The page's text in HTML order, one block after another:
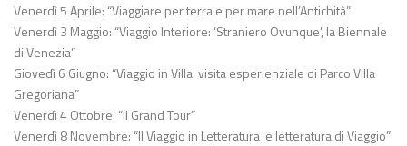
Venerdì 5 Aprile: “Viaggiare per terra e per mare nell’Antichità”
Venerdì 3 Maggio: “Viaggio Interiore: ‘Straniero Ovunque’, la Biennale
di Venezia”
Giovedì 6 Giugno: “Viaggio in Villa: visita esperienziale di Parco Villa
Gregoriana”
Venerdì 4 Ottobre: “Il Grand Tour”
Venerdì 8 Novembre: “Il Viaggio in Letteratura e letteratura di Viaggio”